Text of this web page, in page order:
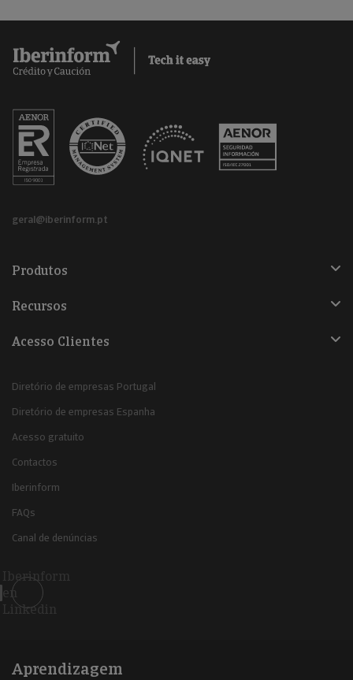
geral@iberinform.pt
Produtos
Recursos
Acesso Clientes
Diretório de empresas Portugal
Diretório de empresas Espanha
Acesso gratuito
Contactos
Iberinform
FAQs
Canal de denúncias
Iberinform
en
Linkedin
Aprendizagem